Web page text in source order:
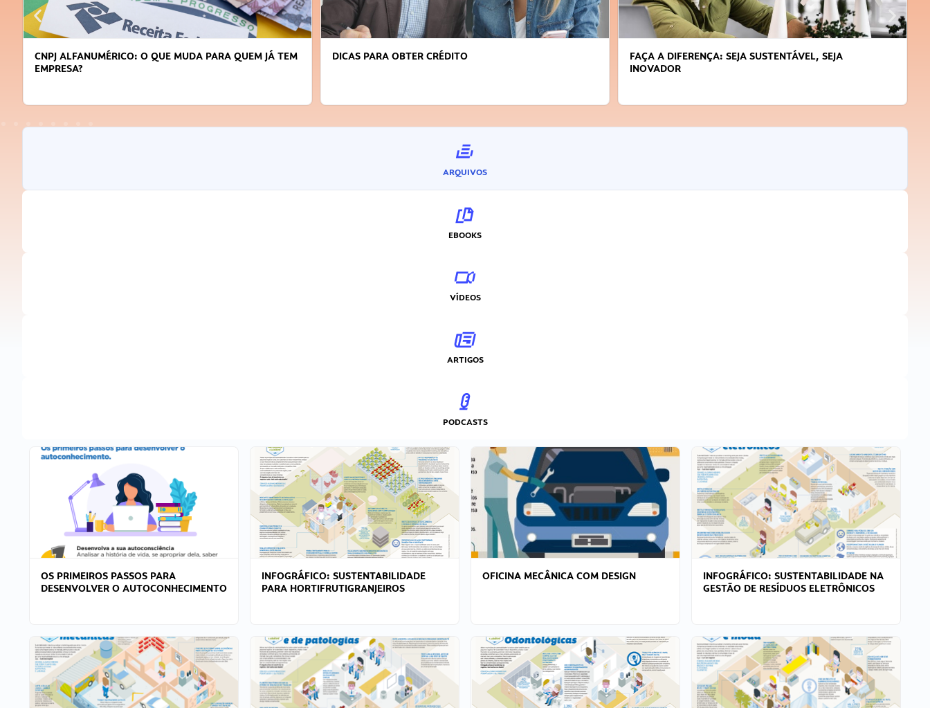
CNPJ ALFANUMÉRICO: O QUE MUDA PARA QUEM JÁ TEM
EMPRESA?
DICAS PARA OBTER CRÉDITO
FAÇA A DIFERENÇA: SEJA SUSTENTÁVEL, SEJA
INOVADOR
ARQUIVOS
EBOOKS
VÍDEOS
ARTIGOS
PODCASTS
OS PRIMEIROS PASSOS PARA
DESENVOLVER O AUTOCONHECIMENTO
INFOGRÁFICO: SUSTENTABILIDADE
PARA HORTIFRUTIGRANJEIROS
OFICINA MECÂNICA COM DESIGN
INFOGRÁFICO: SUSTENTABILIDADE NA
GESTÃO DE RESÍDUOS ELETRÔNICOS